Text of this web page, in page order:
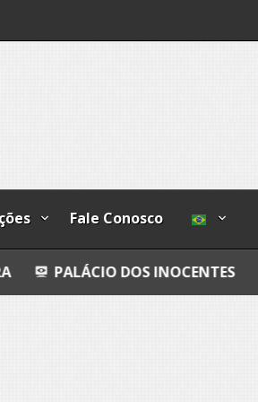
Fale Conosco
DOS INOCENTES TODO AZUL